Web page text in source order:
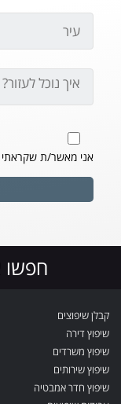
אני מאשר/ת שקראתי
חפשו
קבלן שיפוצים
שיפוץ דירה
שיפוץ משרדים
שיפוץ שירותים
שיפוץ חדר אמבטיה